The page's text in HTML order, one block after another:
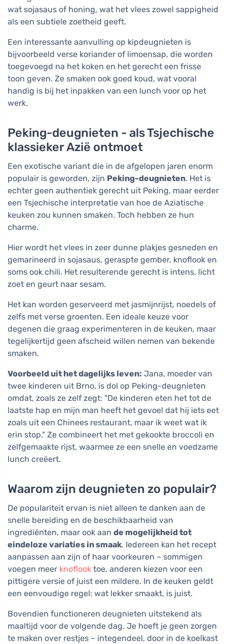
wat sojasaus of honing, wat het vlees zowel sappigheid
als een subtiele zoetheid geeft.
Een interessante aanvulling op kipdeugnieten is
bijvoorbeeld verse koriander of limoensap, die worden
toegevoegd na het koken en het gerecht een frisse
toon geven. Ze smaken ook goed koud, wat vooral
handig is bij het inpakken van een lunch voor op het
werk.
Peking-deugnieten - als Tsjechische
klassieker Azië ontmoet
Een exotische variant die in de afgelopen jaren enorm
populair is geworden, zijn Peking-deugnieten. Het is
echter geen authentiek gerecht uit Peking, maar eerder
een Tsjechische interpretatie van hoe de Aziatische
keuken zou kunnen smaken. Toch hebben ze hun
charme.
Hier wordt het vlees in zeer dunne plakjes gesneden en
gemarineerd in sojasaus, geraspte gember, knoflook en
soms ook chili. Het resulterende gerecht is intens, licht
zoet en geurt naar sesam.
Het kan worden geserveerd met jasmijnrijst, noedels of
zelfs met verse groenten. Een ideale keuze voor
degenen die graag experimenteren in de keuken, maar
tegelijkertijd geen afscheid willen nemen van bekende
smaken.
Voorbeeld uit het dagelijks leven: Jana, moeder van
twee kinderen uit Brno, is dol op Peking-deugnieten
omdat, zoals ze zelf zegt: "De kinderen eten het tot de
laatste hap en mijn man heeft het gevoel dat hij iets eet
zoals uit een Chinees restaurant, maar ik weet wat ik
erin stop." Ze combineert het met gekookte broccoli en
zelfgemaakte rijst, waarmee ze een snelle en voedzame
lunch creëert.
Waarom zijn deugnieten zo populair?
De populariteit ervan is niet alleen te danken aan de
snelle bereiding en de beschikbaarheid van
ingrediënten, maar ook aan de mogelijkheid tot
eindeloze variaties in smaak. Iedereen kan het recept
aanpassen aan zijn of haar voorkeuren – sommigen
voegen meer knoflook toe, anderen kiezen voor een
pittigere versie of juist een mildere. In de keuken geldt
een eenvoudige regel: wat lekker smaakt, is juist.
Bovendien functioneren deugnieten uitstekend als
maaltijd voor de volgende dag. Je hoeft je geen zorgen
te maken over restjes – integendeel, door in de koelkast